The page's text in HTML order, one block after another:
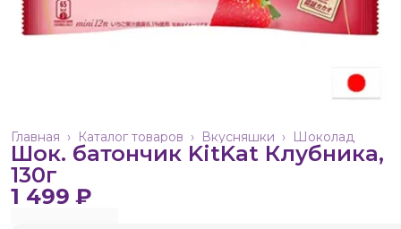
Шоколад
Вкусняшки ›
Каталог товаров ›
Главная ›
Шок. батончик KitKat Клубника,
130г
1 499 ₽